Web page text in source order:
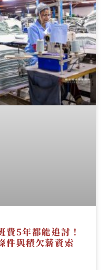
費5年都能追討！
件與積欠薪資索